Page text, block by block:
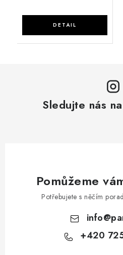
Sledujte nás
Pomůžeme
Potřebujete s něčím
info@
+420